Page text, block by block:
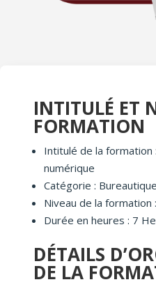
INTITULÉ ET
FORMATION
Intitulé de la
numérique
Catégorie : Bureautique
Niveau de la formation
Durée en heures : 7
DÉTAILS
DE LA